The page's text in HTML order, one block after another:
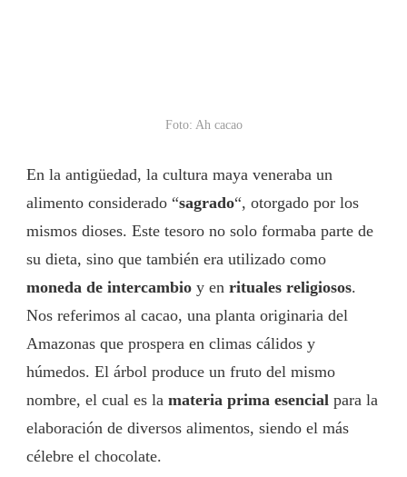
Foto: Ah cacao
En la antigüedad, la cultura maya veneraba un
alimento considerado “sagrado“, otorgado por los
mismos dioses. Este tesoro no solo formaba parte de
su dieta, sino que también era utilizado como
moneda de intercambio y en rituales religiosos.
Nos referimos al cacao, una planta originaria del
Amazonas que prospera en climas cálidos y
húmedos. El árbol produce un fruto del mismo
nombre, el cual es la materia prima esencial para la
elaboración de diversos alimentos, siendo el más
célebre el chocolate.